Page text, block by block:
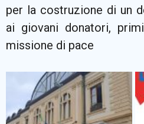
per la costruzione di un
ai giovani donatori,
missione di pace